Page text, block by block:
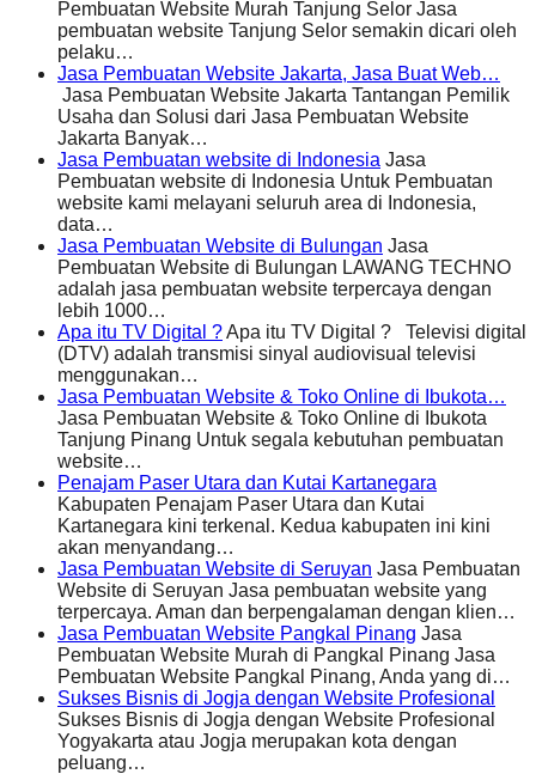
Pembuatan Website Murah Tanjung Selor Jasa
pembuatan website Tanjung Selor semakin dicari oleh
pelaku…
Jasa Pembuatan Website Jakarta, Jasa Buat Web…
Jasa Pembuatan Website Jakarta Tantangan Pemilik
Usaha dan Solusi dari Jasa Pembuatan Website
Jakarta Banyak…
Jasa Pembuatan website di Indonesia Jasa
Pembuatan website di Indonesia Untuk Pembuatan
website kami melayani seluruh area di Indonesia,
data…
Jasa Pembuatan Website di Bulungan Jasa
Pembuatan Website di Bulungan LAWANG TECHNO
adalah jasa pembuatan website terpercaya dengan
lebih 1000…
Apa itu TV Digital ?Apa itu TV Digital ? Televisi digital
(DTV) adalah transmisi sinyal audiovisual televisi
menggunakan…
Jasa Pembuatan Website & Toko Online di Ibukota…
Jasa Pembuatan Website & Toko Online di Ibukota
Tanjung Pinang Untuk segala kebutuhan pembuatan
website…
Penajam Paser Utara dan Kutai Kartanegara
Kabupaten Penajam Paser Utara dan Kutai
Kartanegara kini terkenal. Kedua kabupaten ini kini
akan menyandang…
Jasa Pembuatan Website di Seruyan Jasa Pembuatan
Website di Seruyan Jasa pembuatan website yang
terpercaya. Aman dan berpengalaman dengan klien…
Jasa Pembuatan Website Pangkal Pinang Jasa
Pembuatan Website Murah di Pangkal Pinang Jasa
Pembuatan Website Pangkal Pinang, Anda yang di…
Sukses Bisnis di Jogja dengan Website Profesional
Sukses Bisnis di Jogja dengan Website Profesional
Yogyakarta atau Jogja merupakan kota dengan
peluang…